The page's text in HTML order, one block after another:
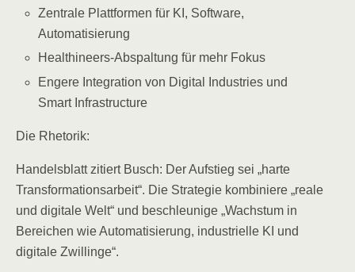
Zentrale Plattformen für KI, Software,
Automatisierung
Healthineers-Abspaltung für mehr Fokus
Engere Integration von Digital Industries und
Smart Infrastructure
Die Rhetorik:
Handelsblatt zitiert Busch: Der Aufstieg sei „harte
Transformationsarbeit“. Die Strategie kombiniere „reale
und digitale Welt“ und beschleunige „Wachstum in
Bereichen wie Automatisierung, industrielle KI und
digitale Zwillinge“.